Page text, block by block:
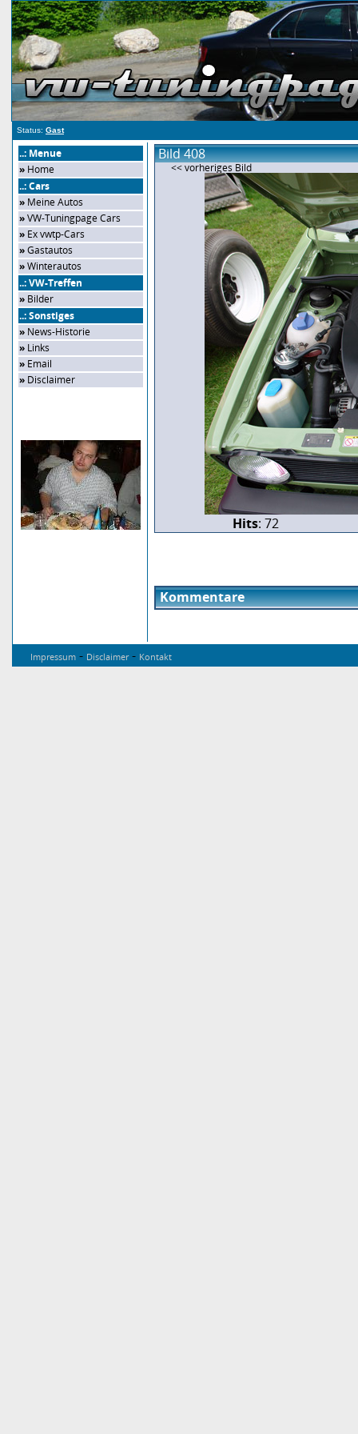
Status: Gast
..: Menue
» Home
..: Cars
» Meine Autos
»VW-Tuningpage Cars
» Ex vwtp-Cars
»Gastautos
»Winterautos
..: VW-Treffen
» Bilder
..: Sonstiges
» News-Historie
» Links
» Email
» Disclaimer
Bild 408
<< vorheriges Bild
Hits: 72
Kommentare
Impressum - Disclaimer- Kontakt